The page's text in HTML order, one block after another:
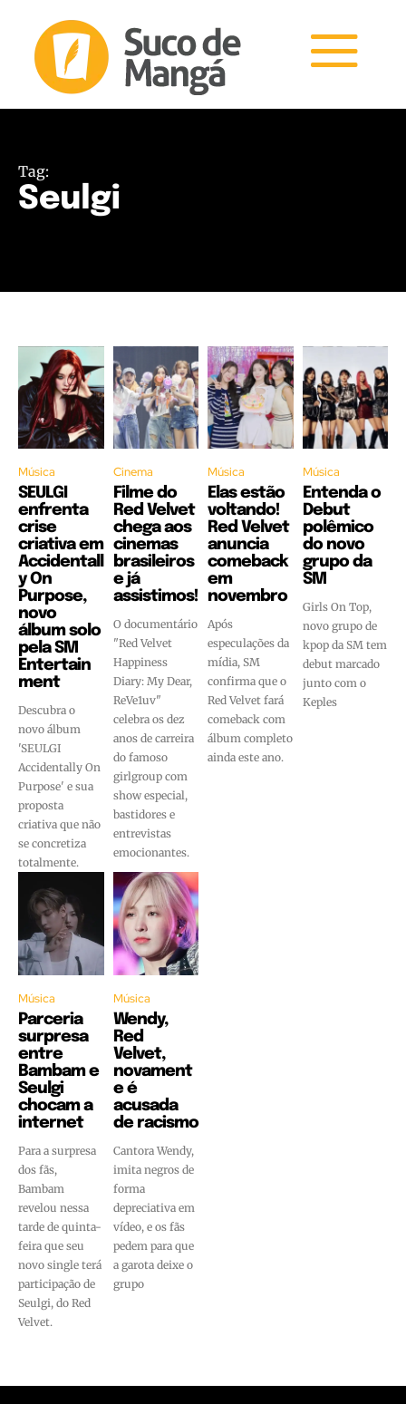
Tag:
Seulgi
Música
SEULGI
enfrenta
crise
criativa em
Accidentall
y On
Purpose,
novo
álbum solo
pela SM
Entertain
ment
Descubra o
novo álbum
'SEULGI
Accidentally On
Purpose' e sua
proposta
criativa que não
se concretiza
totalmente.
Cinema
Filme do
Red Velvet
chega aos
cinemas
brasileiros
e já
assistimos!
O documentário
"Red Velvet
Happiness
Diary: My Dear,
ReVe1uv"
celebra os dez
anos de carreira
do famoso
girlgroup com
show especial,
bastidores e
entrevistas
emocionantes.
Música
Elas estão
voltando!
Red Velvet
anuncia
comeback
em
novembro
Após
especulações da
mídia, SM
confirma que o
Red Velvet fará
comeback com
álbum completo
ainda este ano.
Música
Entenda o
Debut
polêmico
do novo
grupo da
SM
Girls On Top,
novo grupo de
kpop da SM tem
debut marcado
junto com o
Keples
Música
Parceria
surpresa
entre
Bambam e
Seulgi
chocam a
internet
Para a surpresa
dos fãs,
Bambam
revelou nessa
tarde de quinta-
feira que seu
novo single terá
participação de
Seulgi, do Red
Velvet.
Música
Wendy,
Red
Velvet,
novament
e é
acusada
de racismo
Cantora Wendy,
imita negros de
forma
depreciativa em
vídeo, e os fãs
pedem para que
a garota deixe o
grupo